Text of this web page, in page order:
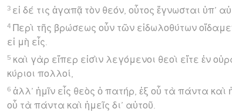
3 εἰ δέ τις ἀγαπᾷ τὸν θεόν, οὗτος ἔγνωσται ὑπ’
4 Περὶ τῆς βρώσεως οὖν τῶν εἰδωλοθύτων
εἰ μὴ εἷς.
5 καὶ γὰρ εἴπερ εἰσὶν λεγόμενοι θεοὶ εἴτε ἐν
κύριοι πολλοί,
6 ἀλλ’ ἡμῖν εἷς θεὸς ὁ πατήρ, ἐξ οὗ τὰ πάντα καὶ
οὗ τὰ πάντα καὶ ἡμεῖς δι’ αὐτοῦ.